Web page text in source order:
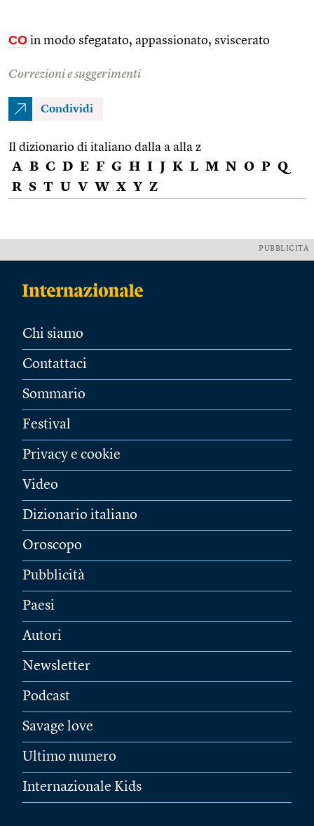
CO in modo sfegatato, appassionato, sviscerato
Correzioni e suggerimenti
Condividi
Il dizionario di italiano dalla a alla z
A B C D E F G H I J K L M N O P Q
R S T U V W X Y Z
PUBBLICITÀ
Chi siamo
Contattaci
Sommario
Festival
Privacy e cookie
Video
Dizionario italiano
Oroscopo
Pubblicità
Paesi
Autori
Newsletter
Podcast
Savage love
Ultimo numero
Internazionale Kids